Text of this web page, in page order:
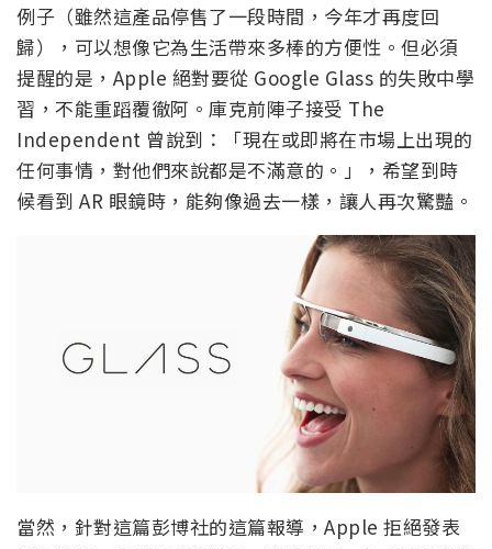
例子（雖然這產品停售了一段時間，今年才再度回
歸），可以想像它為生活帶來多棒的方便性。但必須
提醒的是，Apple 絕對要從 Google Glass 的失敗中學
習，不能重蹈覆徹阿。庫克前陣子接受 The
Independent 曾說到：「現在或即將在市場上出現的
任何事情，對他們來說都是不滿意的。」，希望到時
候看到 AR 眼鏡時，能夠像過去一樣，讓人再次驚豔。
當然，針對這篇彭博社的這篇報導，Apple 拒絕發表